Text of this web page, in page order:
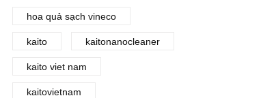
hoa quả sạch vineco
kaito kaitonanocleaner
kaito viet nam
kaitovietnam